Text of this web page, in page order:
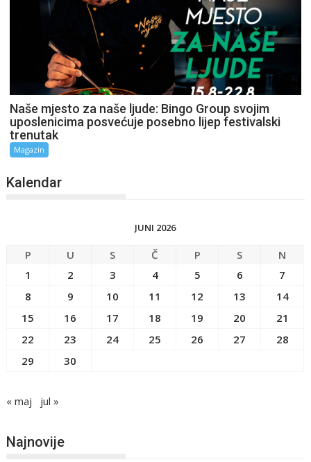
Naše mjesto za naše ljude: Bingo Group svojim
uposlenicima posvećuje posebno lijep festivalski
trenutak
Magazin
Kalendar
JUNI 2026
P U S Č P S
N
1
2 3 4 5 6
7
8
9 10 11 12 13
14
15
16 17 18 19 20
21
22
23 24 25 26 27
28
29
30
« maj jul »
Najnovije